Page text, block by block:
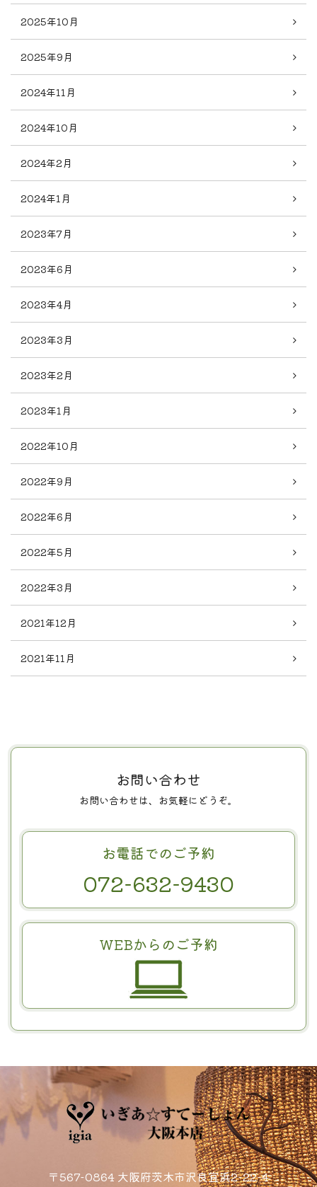
2025年10月
2025年9月
2024年11月
2024年10月
2024年2月
2024年1月
2023年7月
2023年6月
2023年4月
2023年3月
2023年2月
2023年1月
2022年10月
2022年9月
2022年6月
2022年5月
2022年3月
2021年12月
2021年11月
お問い合わせ
お問い合わせは、お気軽にどうぞ。
お電話でのご予約
072-632-9430
WEBからのご予約
〒567-0864 大阪府茨木市沢良宜浜2-22-4